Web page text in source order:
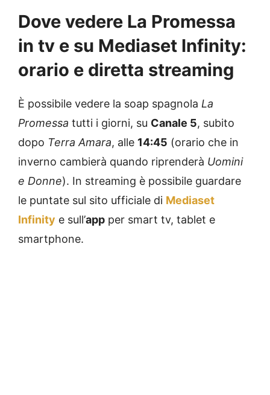
Dove vedere La Promessa
in tv e su Mediaset Infinity:
orario e diretta streaming
È possibile vedere la soap spagnola La
Promessa tutti i giorni, su Canale 5, subito
dopo Terra Amara, alle 14:45 (orario che in
inverno cambierà quando riprenderà Uomini
e Donne). In streaming è possibile guardare
le puntate sul sito ufficiale di Mediaset
Infinity e sull’app per smart tv, tablet e
smartphone.